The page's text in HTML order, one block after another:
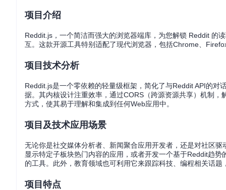
项目介绍
Reddit.js，一个简洁而强大的浏览器端库，为您解锁 Reddit 的
互。这款开源工具特别适配了现代浏览器，包括Chrome、
项目技术分析
Reddit.js是一个零依赖的轻量级框架，简化了与Reddit API的
据。其内核设计注重效率，通过CORS（跨源资源共享）机制
方式，使其易于理解和集成到任何Web应用中。
项目及技术应用场景
无论你是社交媒体分析者、新闻聚合应用开发者，还是对社区
显示特定子板块热门内容的应用，或者开发一个基于Reddit趋
的工具。此外，教育领域也可利用它来跟踪科技、编程相关话题
项目特点